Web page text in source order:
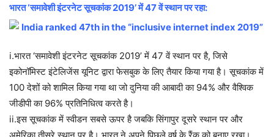
भारत ‘समावेशी इंटरनेट सूचकांक 2019’ में 47 वें स्थान पर रहा:
i.भारत ‘समावेशी इंटरनेट सूचकांक 2019’ में 47 वें स्थान पर है, जिसे
इकोनॉमिस्ट इंटेलिजेंस यूनिट द्वारा फेसबुक के लिए तैयार किया गया है। सूचकांक में
100 देशों को शामिल किया गया था जो दुनिया की आबादी का 94% और वैश्विक
जीडीपी का 96% प्रतिनिधित्व करते है।
ii.इस सूचकांक में स्वीडन सबसे ऊपर है जबकि सिंगापुर दूसरे स्थान पर और